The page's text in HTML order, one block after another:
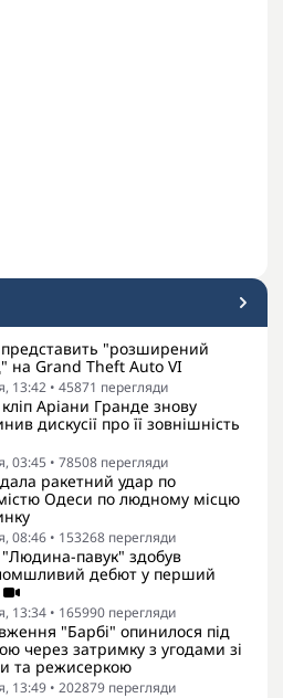
"розширений
на Grand Theft Auto VI
13:42 • 45871 перегляди
Аріани Гранде знову
дискусії про її зовнішність
03:45 • 78508 перегляди
ракетний удар по
Одеси по людному місцю
08:46 • 153268 перегляди
павук" здобув
дебют у перший
13:34 • 165990 перегляди
"Барбі" опинилося під
через затримку з угодами зі
та режисеркою
13:49 • 202879 перегляди